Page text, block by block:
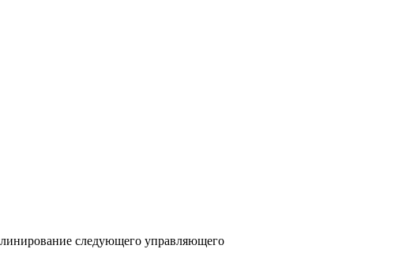
следующего управляющего